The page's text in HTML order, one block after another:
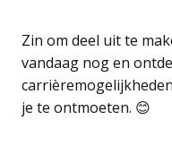
Zin om deel uit te
vandaag nog en
je te ontmoeten. 😊